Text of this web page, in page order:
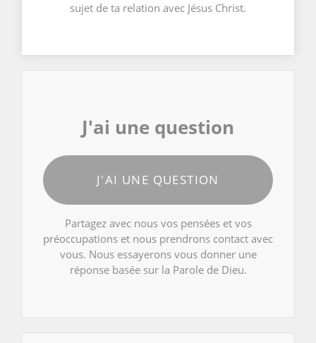
sujet de ta relation avec Jésus Christ.
J'ai une question
J'AI UNE QUESTION
Partagez avec nous vos pensées et vos
préoccupations et nous prendrons contact avec
vous. Nous essayerons vous donner une
réponse basée sur la Parole de Dieu.